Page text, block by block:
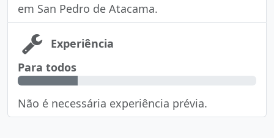
em San Pedro de Atacama.
Experiência
Para todos
Não é necessária experiência prévia.